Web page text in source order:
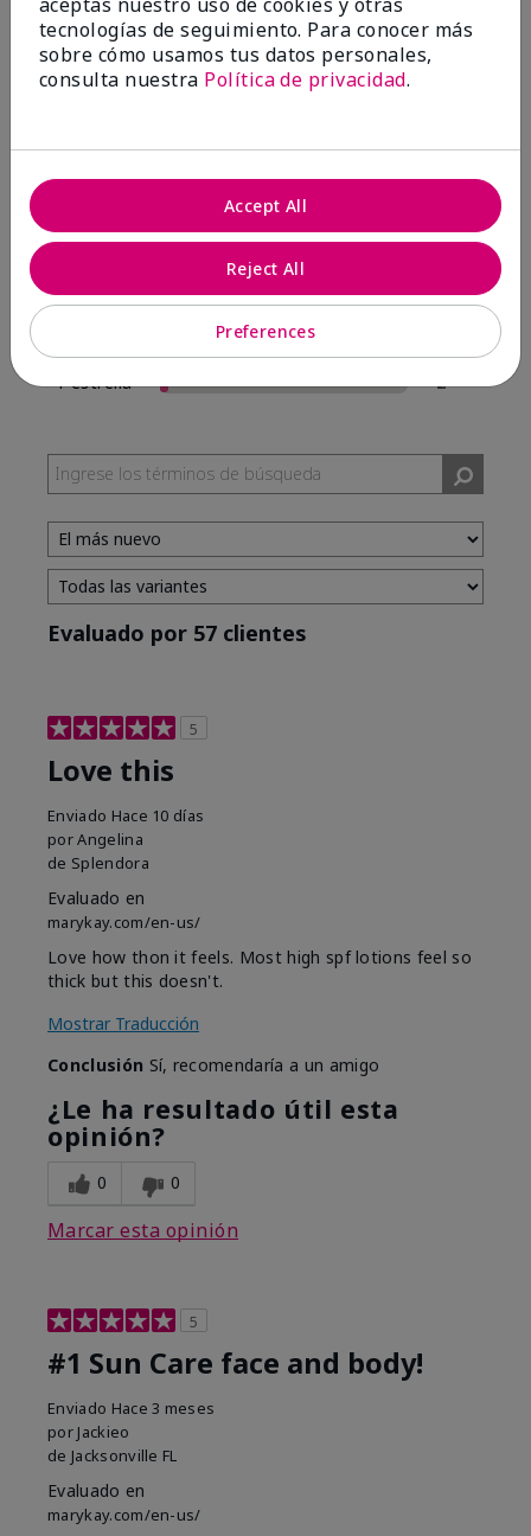
Escribir Una Opinión
3 estrellas
1
1 estrella
2
Evaluado por 57 clientes
5
Love this
Enviado Hace 10 días
porAngelina
de Splendora
Evaluado en
marykay.com/en-us/
Love how thon it feels. Most high spf lotions feel so
thick but this doesn't.
Mostrar Traducción
Conclusión Sí, recomendaría a un amigo
¿Le ha resultado útil esta
opinión?
0 0
Marcar esta opinión
5
#1 Sun Care face and body!
Enviado Hace 3 meses
por Jackieo
de Jacksonville FL
Evaluado en
marykay.com/en-us/
tecnologías de seguimiento. Para conocer más
sobre cómo usamos tus datos personales,
consulta nuestra Política de privacidad.
Preferences
Reject All
Accept All